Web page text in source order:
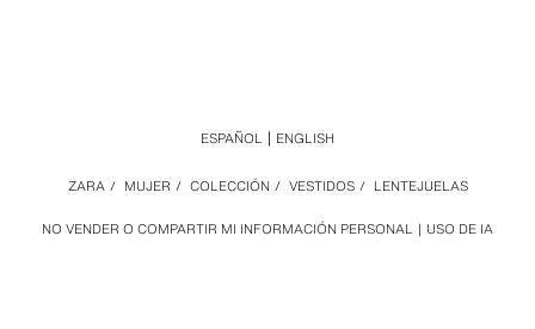
NO VENDER O COMPARTIR MI INFORMACIÓN PERSONAL USO DE IA
ZARA / MUJER / COLECCIÓN / VESTIDOS / LENTEJUELAS
ESPAÑOL ENGLISH